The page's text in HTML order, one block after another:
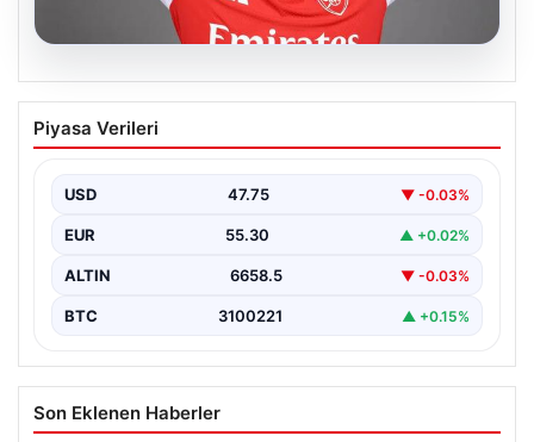
08.08.2026
Arsenal, Bruno Guimaraes’i transfer etti
Piyasa Verileri
USD 47.75 ▼ -0.03%
EUR 55.30 ▲ +0.02%
ALTIN 6658.5 ▼ -0.03%
BTC 3100221 ▲ +0.15%
Son Eklenen Haberler